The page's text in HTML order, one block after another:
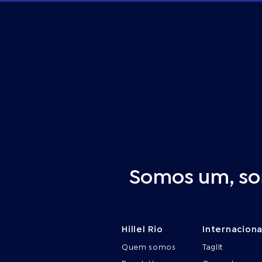
Somos um,
Hillel Rio
Quemsomos
Internacional
Taglit